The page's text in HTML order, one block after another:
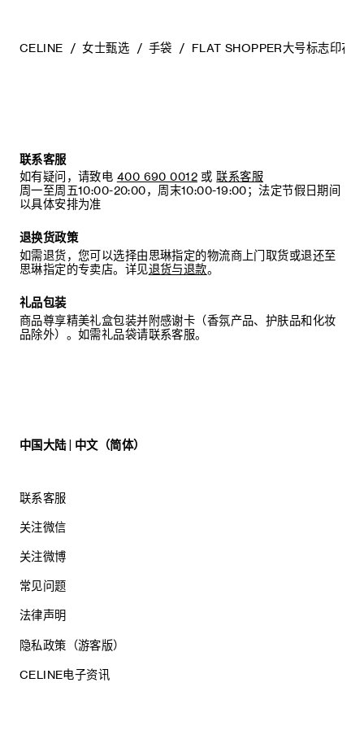
CELINE 女士甄选 手袋 FLAT SHOPPER大号标志印花
联系客服
如有疑问，请致电 400 690 0012 或 联系客服
周一至周五10:00-20:00，周末10:00-19:00；法定节假日期间
以具体安排为准
退换货政策
如需退货，您可以选择由思琳指定的物流商上门取货或退还至
思琳指定的专卖店。详见退货与退款。
礼品包装
商品尊享精美礼盒包装并附感谢卡（香氛产品、护肤品和化妆
品除外）。如需礼品袋请联系客服。
中国大陆 | 中文（简体）
联系客服
关注微信
关注微博
常见问题
法律声明
隐私政策（游客版）
CELINE电子资讯